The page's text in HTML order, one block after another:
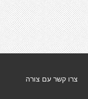
צרו קשר עם צורה